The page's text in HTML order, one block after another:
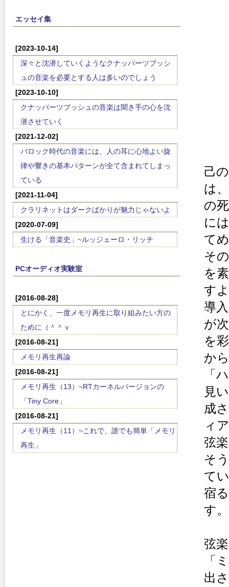
エッセイ集
[2023-10-14]
深々と沈潜していくようなクナッパーツブッシ
ュの音楽を必要とする人は多いのでしょう
[2023-10-10]
クナッパーツブッシュの音楽は聞き手の心を沈
潜させていく
[2021-12-02]
バロック時代の音楽には、人の耳に心地よい旋
律や響きの基本パターンが全て含まれてしまっ
ている
[2021-11-04]
クラリネットはダークばかりが魅力じゃないよ
[2020-07-09]
生ける「音楽史」~ルッジェーロ・リッチ
PCオーディオ実験室
[2016-08-28]
とにかく、一度メモリ再生に取り組みたい方の
ために（＾＾ｖ
[2016-08-21]
メモリ再生再論
[2016-08-21]
メモリ再生（13）~RTカーネルバージョンの
「Tiny Core」
[2016-08-21]
メモリ再生（11）~これで、誰でも簡単「メモリ
再生」
己
は
の
に
て
そ
を
す
導
が
を
か
「
見
成
ィ
弦
そ
て
宿
す。
弦
「
出